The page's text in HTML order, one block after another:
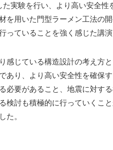
実験を行い、より高い安全性
を用いた門型ラーメン工法の
っていることを強く感じた講演
感じている構造設計の考え方
あり、より高い安全性を確保
必要があること、地震に対す
検討も積極的に行っていくこ
た。